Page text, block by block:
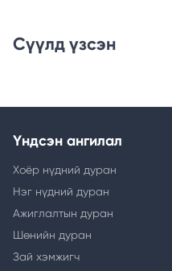
Сүүлд үзсэн
Үндсэн ангилал
Хоёр нүдний дуран
Нэг нүдний дуран
Ажиглалтын дуран
Шөнийн дуран
Зай хэмжигч